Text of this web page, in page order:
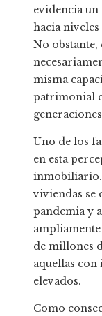
evidencia
hacia niveles
No obstante,
misma
patrimonial
Uno de los
en esta
inmobiliario.
viviendas se
pandemia y
de millones
aquellas
elevados.
Como